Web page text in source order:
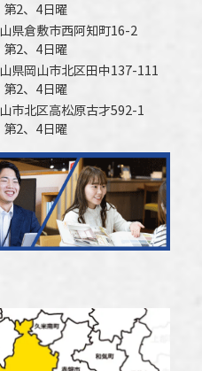
2、4日曜
県倉敷市西阿知町16-2
2、4日曜
県岡山市北区田中137-111
2、4日曜
市北区高松原古才592-1
2、4日曜